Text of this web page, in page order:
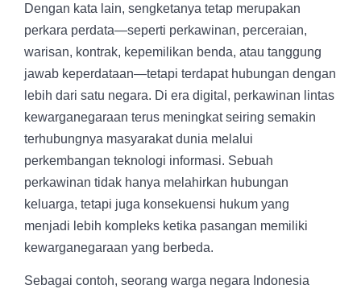
Dengan kata lain, sengketanya tetap merupakan
perkara perdata—seperti perkawinan, perceraian,
warisan, kontrak, kepemilikan benda, atau tanggung
jawab keperdataan—tetapi terdapat hubungan dengan
lebih dari satu negara. Di era digital, perkawinan lintas
kewarganegaraan terus meningkat seiring semakin
terhubungnya masyarakat dunia melalui
perkembangan teknologi informasi. Sebuah
perkawinan tidak hanya melahirkan hubungan
keluarga, tetapi juga konsekuensi hukum yang
menjadi lebih kompleks ketika pasangan memiliki
kewarganegaraan yang berbeda.
Sebagai contoh, seorang warga negara Indonesia